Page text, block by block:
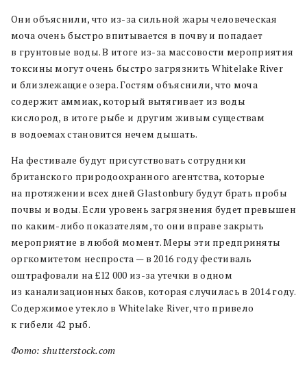
Они объяснили, что из-за сильной жары человеческая
моча очень быстро впитывается в почву и попадает
в грунтовые воды. В итоге из-за массовости мероприятия
токсины могут очень быстро загрязнить Whitelake River
и близлежащие озера. Гостям объяснили, что моча
содержит аммиак, который вытягивает из воды
кислород, в итоге рыбе и другим живым существам
в водоемах становится нечем дышать.
На фестивале будут присутствовать сотрудники
британского природоохранного агентства, которые
на протяжении всех дней Glastonbury будут брать пробы
почвы и воды. Если уровень загрязнения будет превышен
по каким-либо показателям, то они вправе закрыть
мероприятие в любой момент. Меры эти предприняты
оргкомитетом неспроста — в 2016 году фестиваль
оштрафовали на £12 000 из-за утечки в одном
из канализационных баков, которая случилась в 2014 году.
Содержимое утекло в Whitelake River, что привело
к гибели 42 рыб.
Фото: shutterstock.com